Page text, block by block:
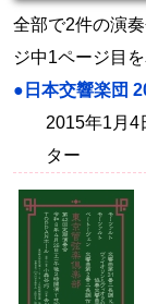
全部で2件の演
ジ中1ページ目
●日本交響楽団
2015年1月
ター